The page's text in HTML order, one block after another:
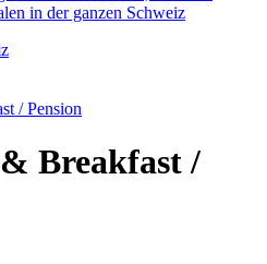
/ Pension
Breakfast /